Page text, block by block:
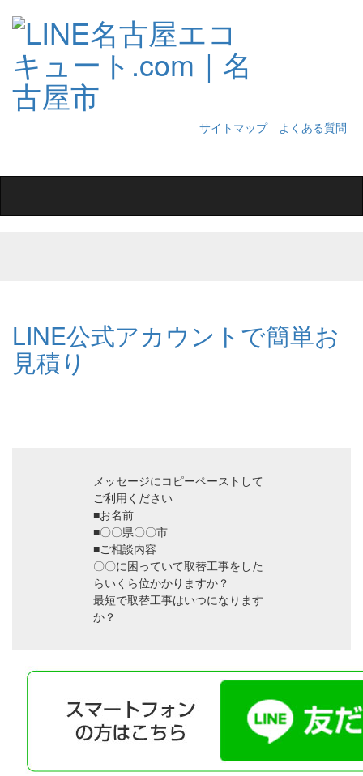
サイトマップ
よくある質問
LINE公式アカウントで簡単お
見積り
メッセージにコピーペーストして
ご利用ください
■お名前
■〇〇県〇〇市
■ご相談内容
〇〇に困っていて取替工事をした
らいくら位かかりますか？
最短で取替工事はいつになります
か？